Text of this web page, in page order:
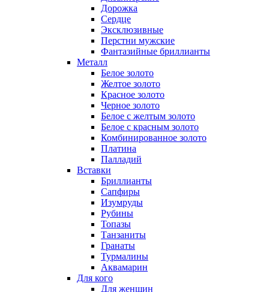
Дорожка
Сердце
Эксклюзивные
Перстни мужские
Фантазийные бриллианты
Металл
Белое золото
Желтое золото
Красное золото
Черное золото
Белое с желтым золото
Белое с красным золото
Комбинированное золото
Платина
Палладий
Вставки
Бриллианты
Сапфиры
Изумруды
Рубины
Топазы
Танзаниты
Гранаты
Турмалины
Аквамарин
Для кого
Для женщин